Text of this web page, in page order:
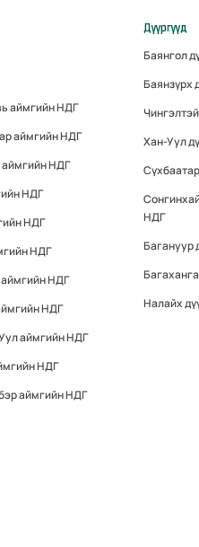
аймгийн НДГ
аймгийн НДГ
НДГ
НДГ
НДГ
НДГ
НДГ
НДГ
аймгийн НДГ
НДГ
аймгийн НДГ
Дүүргүүд
Баянгол
Баянзүрх
Хан-Уул
НДГ
Багануур
Налайх